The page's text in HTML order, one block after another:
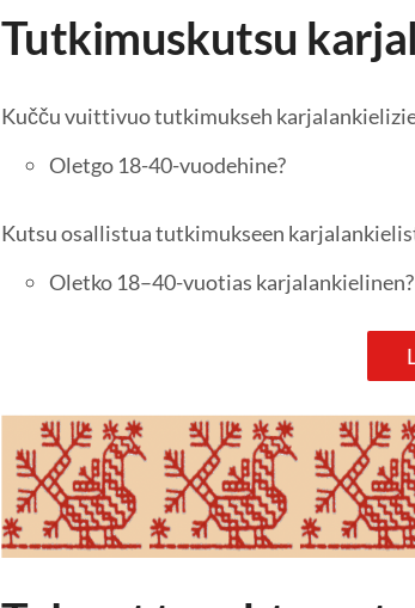
Tutkimuskutsu
Kučču vuittivuo tutkimukseh
Oletgo 18-40-vuodehine?
Kutsu osallistua tutkimukseen
Oletko 18–40-vuotias karjalankielinen?